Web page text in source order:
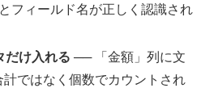
フィールド名が正しく認識され
だけ入れる ── 「金額」列に文
ではなく個数でカウントされ